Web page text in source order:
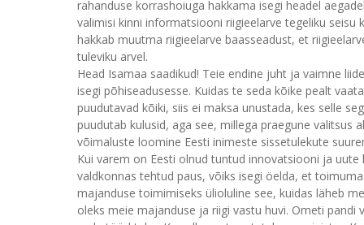
rahanduse korrashoiuga hakkama isegi headel
valimisi kinni informatsiooni riigieelarve tegeliku
hakkab muutma riigieelarve baasseadust, et
tuleviku arvel.
Head Isamaa saadikud! Teie endine juht ja vaimne
isegi põhiseadusesse. Kuidas te seda kõike pealt
puudutavad kõiki, siis ei maksa unustada, kes selle
puudutab kulusid, aga see, millega praegune
võimaluste loomine Eesti inimeste sissetulekute
Kui varem on Eesti olnud tuntud innovatsiooni ja
valdkonnas tehtud paus, võiks isegi öelda, et
majanduse toimimiseks ülioluline see, kuidas läheb
oleks meie majanduse ja riigi vastu huvi. Ometi